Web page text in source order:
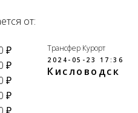
от:
₽
₽
₽
₽
Трансфер Курорт
2024-05-23 17:36
Кисловодск